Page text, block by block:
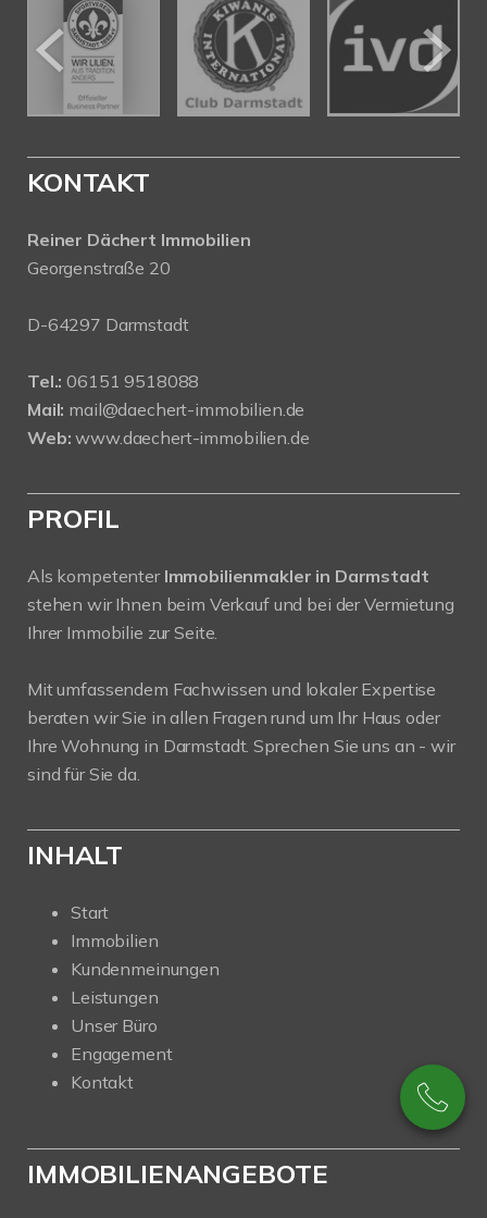
KONTAKT
Reiner Dächert Immobilien
Georgenstraße 20
D-64297 Darmstadt
Tel.: 06151 9518088
Mail: mail@daechert-immobilien.de
Web: www.daechert-immobilien.de
PROFIL
Als kompetenter Immobilienmakler in Darmstadt
stehen wir Ihnen beim Verkauf und bei der Vermietung
Ihrer Immobilie zur Seite.
Mit umfassendem Fachwissen und lokaler Expertise
beraten wir Sie in allen Fragen rund um Ihr Haus oder
Ihre Wohnung in Darmstadt. Sprechen Sie uns an - wir
sind für Sie da.
INHALT
Start
Immobilien
Kundenmeinungen
Leistungen
Unser Büro
Engagement
Kontakt
IMMOBILIENANGEBOTE